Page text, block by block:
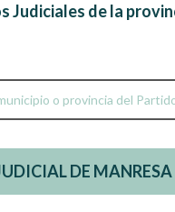
Judiciales de la
DE MANRESA